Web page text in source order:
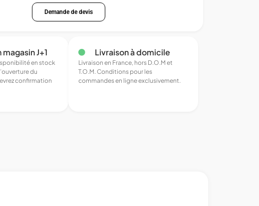
Demande de devis
J+1
en stock
du
confirmation
Livraison à domicile
Livraison en France, hors D.O.M et
T.O.M. Conditions pour les
commandes en ligne exclusivement.